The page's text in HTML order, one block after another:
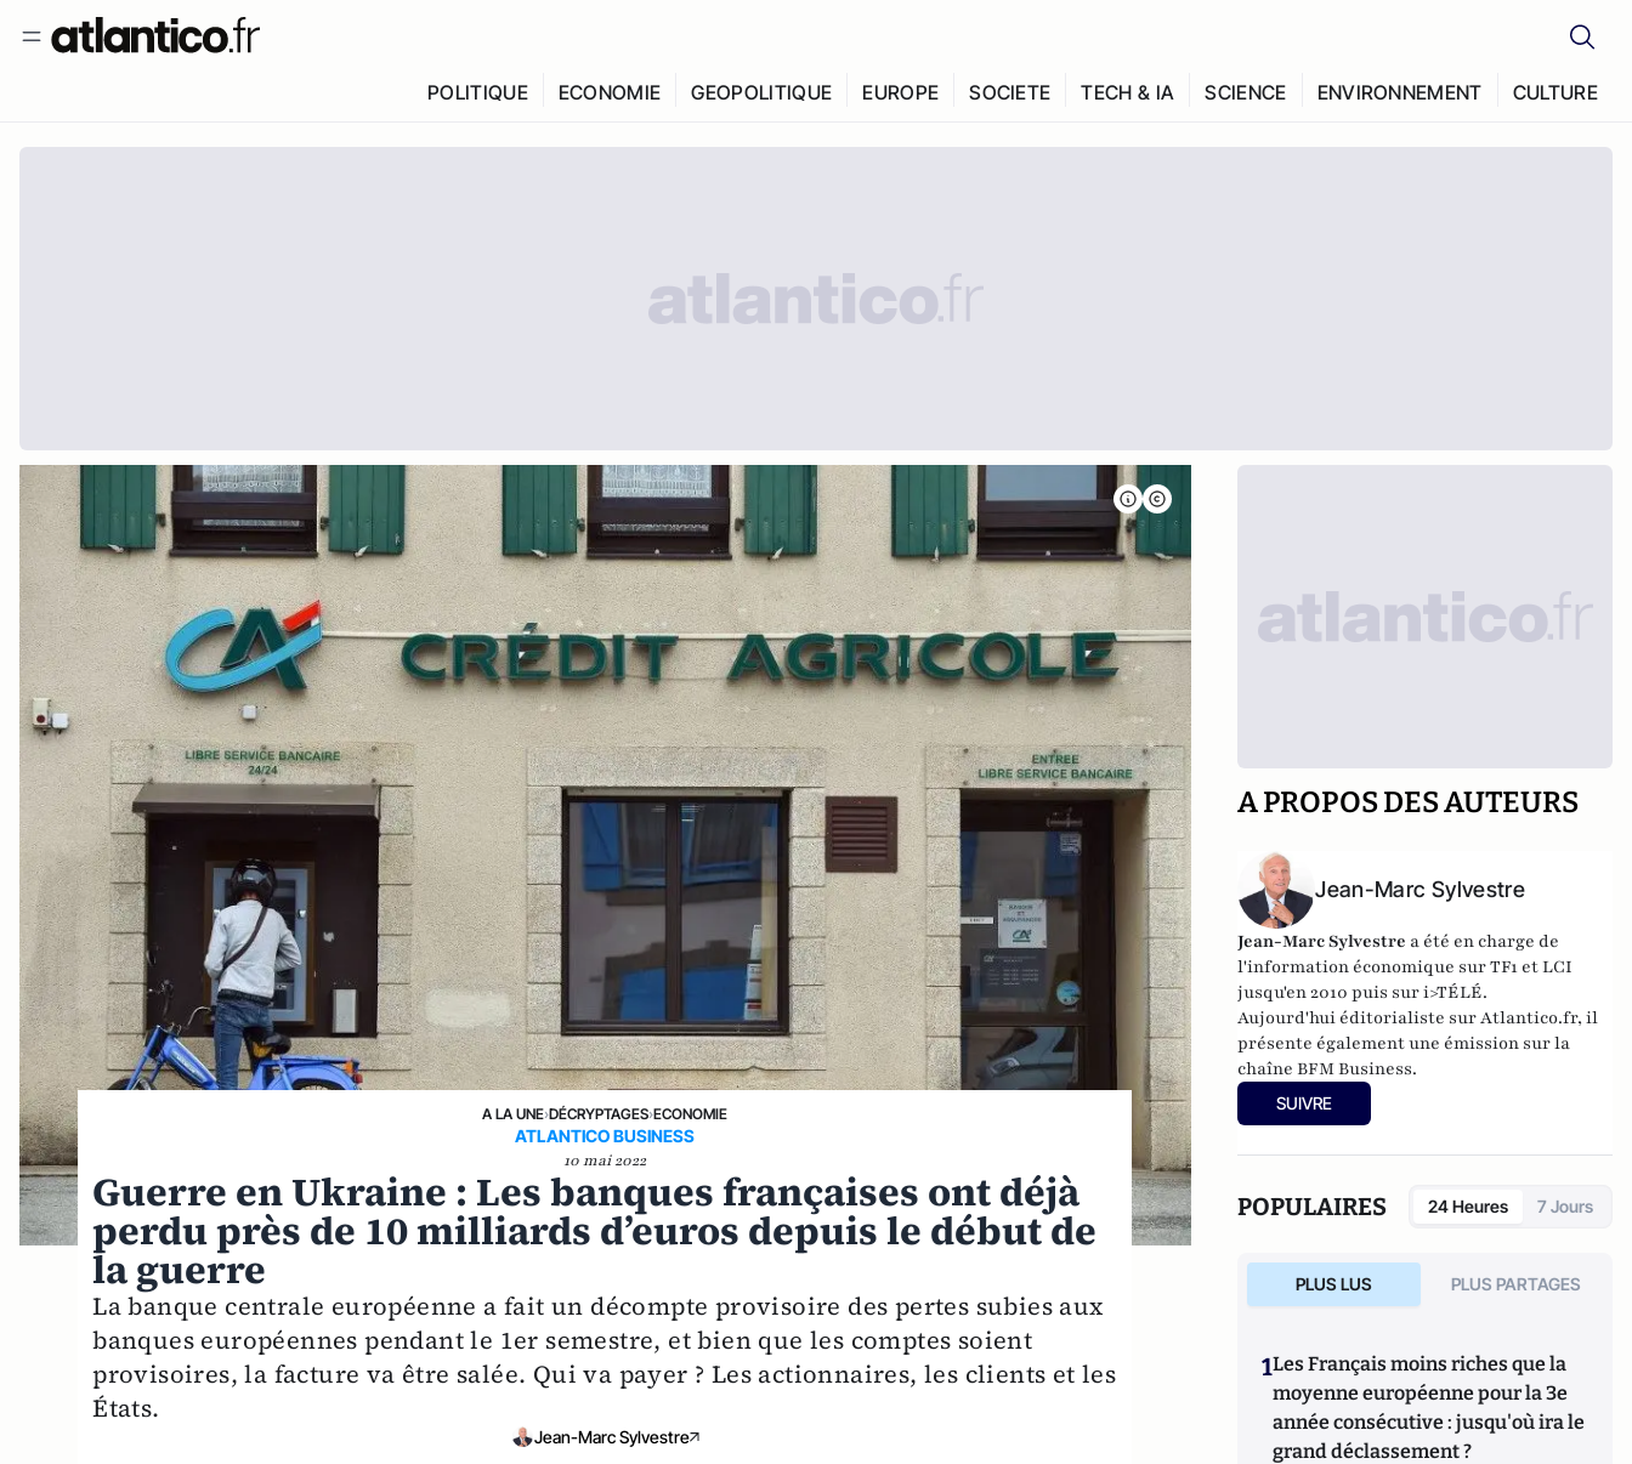
POLITIQUE ECONOMIE GEOPOLITIQUE EUROPE SOCIETE TECH & IA SCIENCE ENVIRONNEMENT CULTURE
A LA UNE›DÉCRYPTAGES›ECONOMIE
ATLANTICO BUSINESS
10 mai 2022
Guerre en Ukraine : Les banques françaises ont déjà
perdu près de 10 milliards d’euros depuis le début de
la guerre
La banque centrale européenne a fait un décompte provisoire des pertes subies aux
banques européennes pendant le 1er semestre, et bien que les comptes soient
provisoires, la facture va être salée. Qui va payer ? Les actionnaires, les clients et les
États.
Jean-Marc Sylvestre
A PROPOS DES AUTEURS
Jean-Marc Sylvestre
Jean-Marc Sylvestre a été en charge de
l'information économique sur TF1 et LCI
jusqu'en 2010 puis sur i>TÉLÉ.
Aujourd'hui éditorialiste sur Atlantico.fr, il
présente également une émission sur la
chaîne BFM Business.
SUIVRE
POPULAIRES 24 Heures 7 Jours
PLUS LUS PLUS PARTAGES
1Les Français moins riches que la
moyenne européenne pour la 3e
année consécutive : jusqu'où ira le
grand déclassement ?